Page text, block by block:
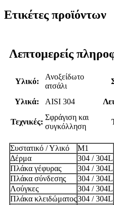
Ετικέτες προϊόντων
Λεπτομερείς
Υλικό:
Ανοξείδωτο
ατσάλι
Υλικά: AISI 304
Τεχνικές:
Σφράγιση και
συγκόλληση
Συστατικό / Υλικό M1
Δέρμα
304 / 304L
Πλάκα γέφυρας
304 / 304L
Πλάκα σύνδεσης
304 / 304L
Λούγκες
304 / 304L
Πλάκα κλειδώματος304 / 304L